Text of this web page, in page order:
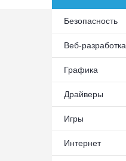
Безопасность
Веб-разработка
Графика
Драйверы
Игры
Интернет